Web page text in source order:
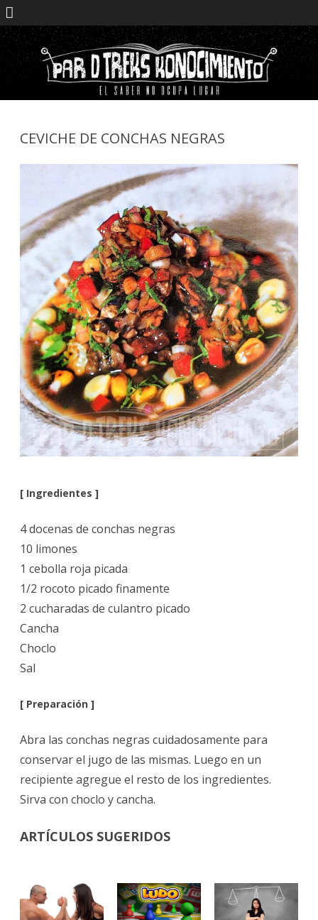
Saltar
CEVICHE DE CONCHAS NEGRAS
[ Ingredientes ]
4 docenas de conchas negras
10 limones
1 cebolla roja picada
1/2 rocoto picado finamente
2 cucharadas de culantro picado
Cancha
Choclo
Sal
[ Preparación ]
Abra las conchas negras cuidadosamente para
conservar el jugo de las mismas. Luego en un
recipiente agregue el resto de los ingredientes.
Sirva con choclo y cancha.
ARTÍCULOS SUGERIDOS